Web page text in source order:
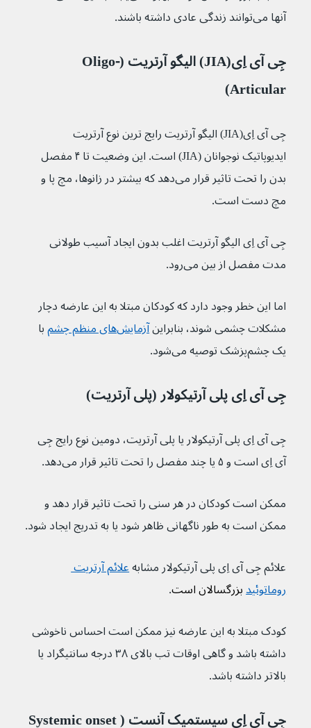
آنها می‌‌توانند زندگی عادی داشته باشند.
جِی‌‌ آی‌ اِی(JIA) الیگو آرتریت (Oligo-
Articular)
جِی‌‌ آی‌ اِی(JIA) الیگو آرتریت رایج ترین نوع آرتریت
ایدیوپاتیک نوجوانان (JIA) است. این وضعیت تا ۴ مفصل
بدن را تحت تاثیر قرار می‌دهد که بیشتر در زانوها، مچ پا و
مچ دست است.
جِی‌‌ آی‌ اِی الیگو آرتریت اغلب بدون ایجاد آسیب طولانی
مدت مفصل از بین می‌رود.
اما این خطر وجود دارد که کودکان مبتلا به این عارضه دچار
مشکلات چشمی شوند، بنابراین آزمایش‌های منظم چشم
با
یک چشم‌پزشک توصیه می‌شود.
جِی‌‌ آی‌ اِی پلی آرتیکولار (پلی آرتریت)
جِی‌‌ آی‌ اِی پلی آرتیکولار یا پلی آرتریت، دومین نوع رایج جِی‌‌
آی‌ اِی است و ۵ یا چند مفصل را تحت تاثیر قرار می‌دهد.
ممکن است کودکان در هر سنی را تحت تاثیر قرار دهد و
ممکن است به طور ناگهانی ظاهر شود یا به تدریج ایجاد شود.
علائم جِی‌‌ آی‌ اِی پلی آرتیکولار مشابه
علائم آرتریت
روماتوئید بزرگسالان است.
کودک مبتلا به این عارضه نیز ممکن است احساس ناخوشی
داشته باشد و گاهی اوقات تب بالای ۳۸ درجه سانتیگراد یا
بالاتر داشته باشد.
جِی‌‌ آی‌ اِی سیستمیک آنست (Systemic onset